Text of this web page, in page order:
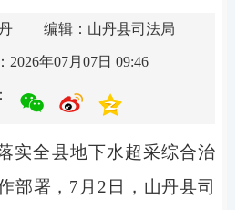
编辑：山丹县司法局
2026年07月07日 09:46
实全县地下水超采综合治
部署， 7月2日，山丹县司